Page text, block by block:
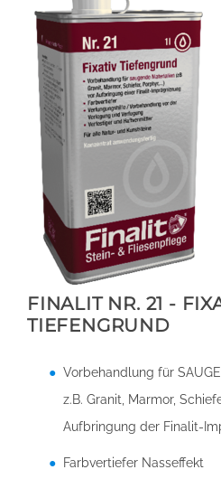
FINALIT NR. 21 -
TIEFENGRUND
Vorbehandlung für
z.B. Granit, Marmor,
Aufbringung der Finalit-
Farbvertiefer Nasseffekt